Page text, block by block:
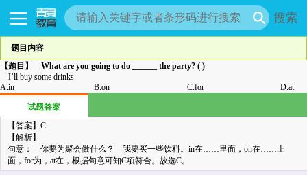
搜索
题目内容
【题目】 —What are you going to do ______ the party? ( )
—I’ll buy some drinks.
A. in B. on C.for D.at
试题答案
【答案】 C
【解析】
句意：—你要为聚会做什么？—我要买一些饮料。 in在……里面， on在……上
面， for为， at在，根据句意可知C项符合。故选C。